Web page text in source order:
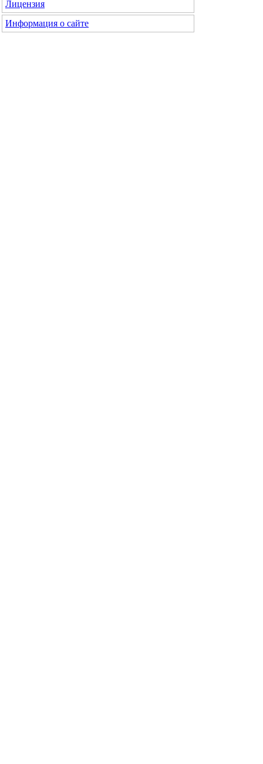
Лицензия
Информация о сайте